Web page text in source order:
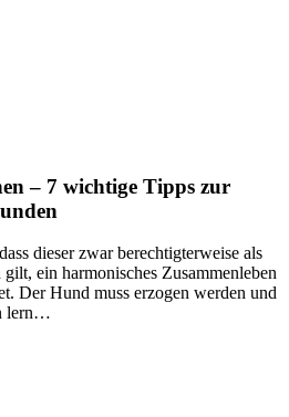
– 7 wichtige Tipps zur
dieser zwar berechtigterweise als
ein harmonisches Zusammenleben
Der Hund muss erzogen werden und
lern…